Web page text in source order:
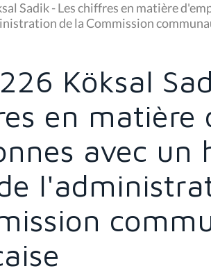
Sadik - Les chiffres en matière
de la Commission
Köksal
en matière
avec un